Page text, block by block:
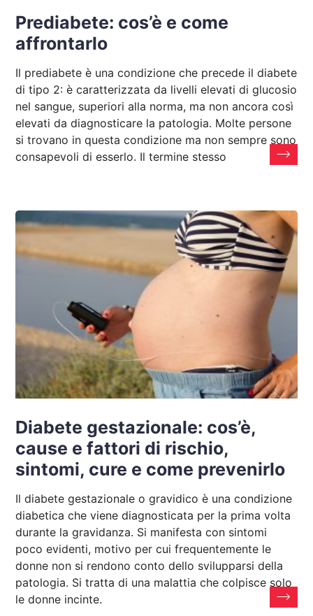
Prediabete: cos’è e come
affrontarlo
Il prediabete è una condizione che precede il diabete
di tipo 2: è caratterizzata da livelli elevati di glucosio
nel sangue, superiori alla norma, ma non ancora così
elevati da diagnosticare la patologia. Molte persone
si trovano in questa condizione ma non sempre sono
consapevoli di esserlo. Il termine stesso
Diabete gestazionale: cos’è,
cause e fattori di rischio,
sintomi, cure e come prevenirlo
Il diabete gestazionale o gravidico è una condizione
diabetica che viene diagnosticata per la prima volta
durante la gravidanza. Si manifesta con sintomi
poco evidenti, motivo per cui frequentemente le
donne non si rendono conto dello svilupparsi della
patologia. Si tratta di una malattia che colpisce solo
le donne incinte.